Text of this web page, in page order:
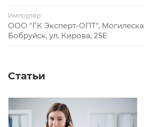
Импортер
ООО "ГК Эксперт-ОПТ",
Бобруйск, ул. Кирова, 25Е
Статьи